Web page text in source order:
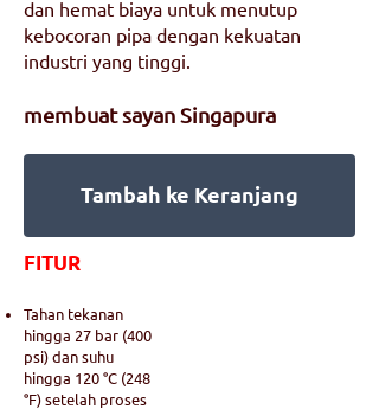
dan hemat biaya untuk menutup
kebocoran pipa dengan kekuatan
industri yang tinggi.
membuat sayan Singapura
Tambah ke Keranjang
FITUR
Tahan tekanan
hingga 27 bar (400
psi) dan suhu
hingga 120 °C (248
°F) setelah proses